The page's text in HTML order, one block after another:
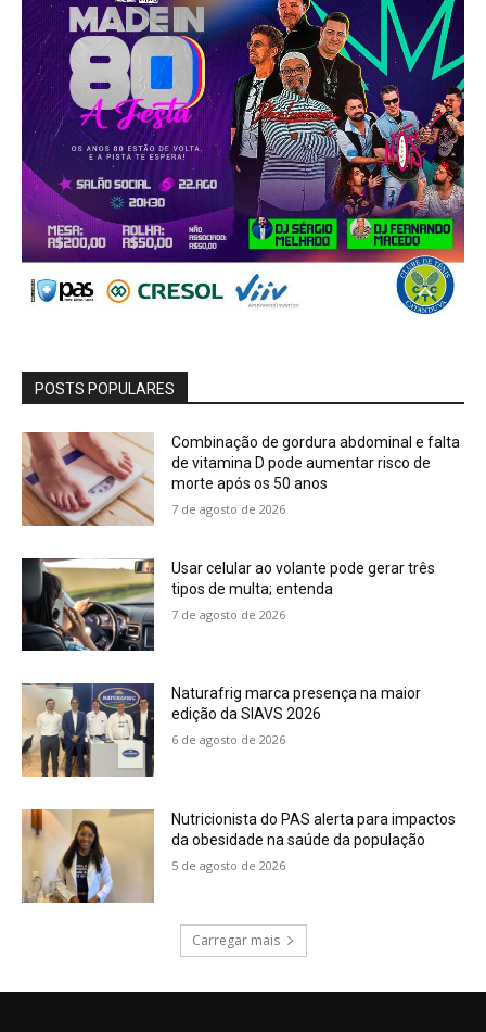
POSTS POPULARES
Combinação de gordura abdominal e falta
de vitamina D pode aumentar risco de
morte após os 50 anos
7 de agosto de 2026
Usar celular ao volante pode gerar três
tipos de multa; entenda
7 de agosto de 2026
Naturafrig marca presença na maior
edição da SIAVS 2026
6 de agosto de 2026
Nutricionista do PAS alerta para impactos
da obesidade na saúde da população
5 de agosto de 2026
Carregar mais